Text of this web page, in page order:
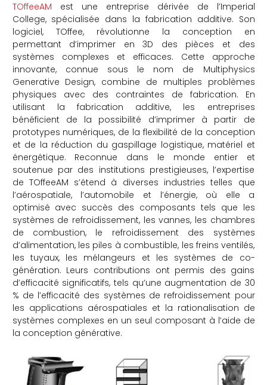
TOffeeAM est une entreprise dérivée de l’Imperial
College, spécialisée dans la fabrication additive. Son
logiciel, TOffee, révolutionne la conception en
permettant d’imprimer en 3D des pièces et des
systèmes complexes et efficaces. Cette approche
innovante, connue sous le nom de Multiphysics
Generative Design, combine de multiples problèmes
physiques avec des contraintes de fabrication. En
utilisant la fabrication additive, les entreprises
bénéficient de la possibilité d’imprimer à partir de
prototypes numériques, de la flexibilité de la conception
et de la réduction du gaspillage logistique, matériel et
énergétique. Reconnue dans le monde entier et
soutenue par des institutions prestigieuses, l’expertise
de TOffeeAM s’étend à diverses industries telles que
l’aérospatiale, l’automobile et l’énergie, où elle a
optimisé avec succès des composants tels que les
systèmes de refroidissement, les vannes, les chambres
de combustion, le refroidissement des systèmes
d’alimentation, les piles à combustible, les freins ventilés,
les tuyaux, les mélangeurs et les systèmes de co-
génération. Leurs contributions ont permis des gains
d’efficacité significatifs, tels qu’une augmentation de 30
% de l’efficacité des systèmes de refroidissement pour
les applications aérospatiales et la rationalisation de
systèmes complexes en un seul composant à l’aide de
la conception générative.